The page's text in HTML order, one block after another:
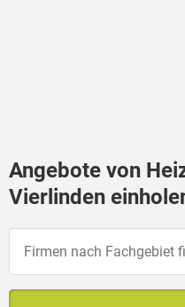
Angebote von
Vierlinden